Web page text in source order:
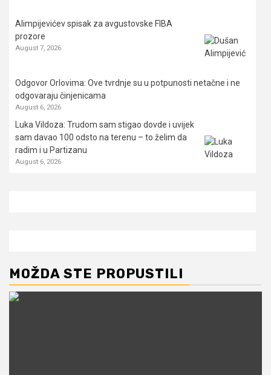
Alimpijevićev spisak za avgustovske FIBA
prozore
August 7, 2026
Odgovor Orlovima: ​Ove tvrdnje su u potpunosti netačne i ne
odgovaraju činjenicama
August 6, 2026
Luka Vildoza: Trudom sam stigao dovde i uvijek
sam davao 100 odsto na terenu – to želim da
radim i u Partizanu
August 6, 2026
MOŽDA STE PROPUSTILI